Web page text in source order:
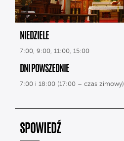
NIEDZIELE
7:00, 9:00, 11:00, 15:00
DNI POWSZEDNIE
7:00 i 18:00 (17:00 – czas zimowy)
SPOWIEDŹ